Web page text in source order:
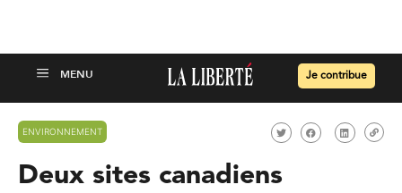
Je contribue
ENVIRONNEMENT
Deux sites canadiens